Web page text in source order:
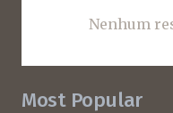
Nenhum
Most Popular